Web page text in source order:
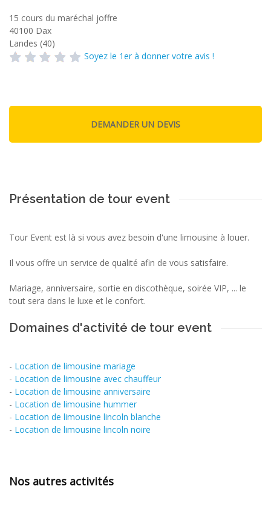
15 cours du maréchal joffre
40100 Dax
Landes (40)
Soyez le 1er à donner votre avis !
Présentation de tour event
Tour Event est là si vous avez besoin d'une limousine à louer.
Il vous offre un service de qualité afin de vous satisfaire.
Mariage, anniversaire, sortie en discothèque, soirée VIP, ... le
tout sera dans le luxe et le confort.
Domaines d'activité de tour event
- Location de limousine mariage
- Location de limousine avec chauffeur
- Location de limousine anniversaire
- Location de limousine hummer
- Location de limousine lincoln blanche
- Location de limousine lincoln noire
Nos autres activités